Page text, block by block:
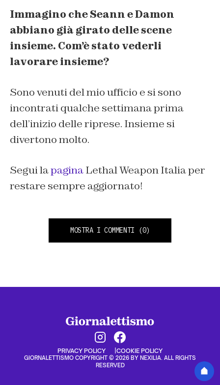
Immagino che Seann e Damon
abbiano già girato delle scene
insieme. Com’è stato vederli
lavorare insieme?
Sono venuti del mio ufficio e si sono
incontrati qualche settimana prima
dell’inizio delle riprese. Insieme si
divertono molto.
Segui lapaginaLethal Weapon Italia per
restare sempre aggiornato!
MOSTRA I COMMENTI (0)
PRIVACY POLICY COOKIE POLICY
GIORNALETTISMO COPYRIGHT © 2026 BY NEXILIA. ALL RIGHTS
RESERVED